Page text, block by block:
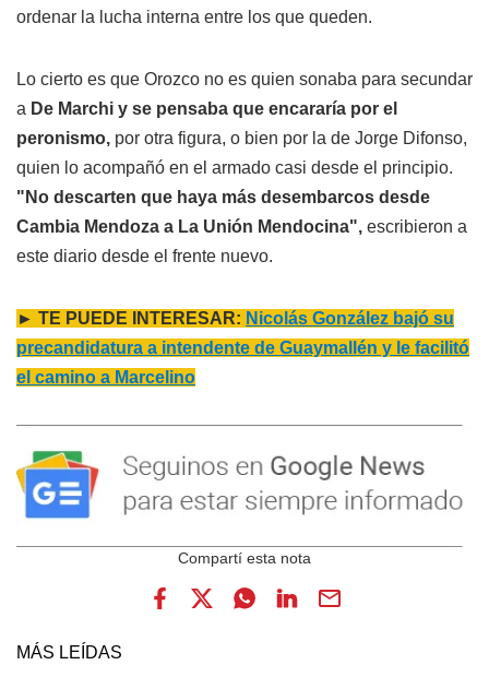
ordenar la lucha interna entre los que queden.
Lo cierto es que Orozco no es quien sonaba para secundar
a De Marchi y se pensaba que encararía por el
peronismo, por otra figura, o bien por la de Jorge Difonso,
quien lo acompañó en el armado casi desde el principio.
"No descarten que haya más desembarcos desde
Cambia Mendoza a La Unión Mendocina", escribieron a
este diario desde el frente nuevo.
► TE PUEDE INTERESAR: Nicolás González bajó su
precandidatura a intendente de Guaymallén y le facilitó
el camino a Marcelino
MÁS LEÍDAS